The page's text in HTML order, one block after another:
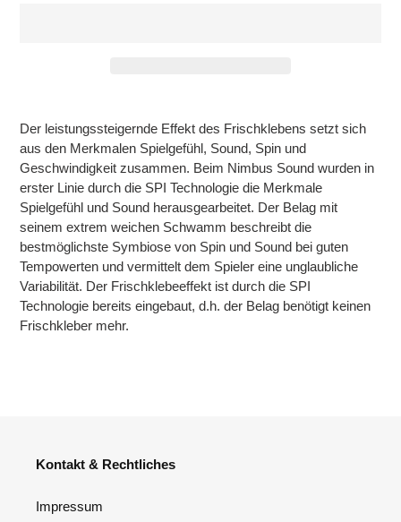
zum
Warenkorb
hinzugefügt
Der leistungssteigernde Effekt des Frischklebens setzt sich
aus den Merkmalen Spielgefühl, Sound, Spin und
Geschwindigkeit zusammen. Beim Nimbus Sound wurden in
erster Linie durch die SPI Technologie die Merkmale
Spielgefühl und Sound herausgearbeitet. Der Belag mit
seinem extrem weichen Schwamm beschreibt die
bestmöglichste Symbiose von Spin und Sound bei guten
Tempowerten und vermittelt dem Spieler eine unglaubliche
Variabilität. Der Frischklebeeffekt ist durch die SPI
Technologie bereits eingebaut, d.h. der Belag benötigt keinen
Frischkleber mehr.
Kontakt & Rechtliches
Impressum